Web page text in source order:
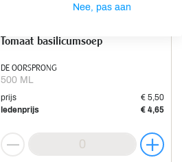
DE OORSPRONG
500 ML
Tomaat basilicumsoep
prijs
€ 5,50
ledenprijs
€ 4,65
Nee, pas aan